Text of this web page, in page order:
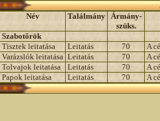
Név
Találmány Ármány-
szüks.
Szabotőrök
Tisztek leitatása
Leitatás 70
A
Varázslók leitatása Leitatás 70
A
Tolvajok leitatása
Leitatás 70
A
Papok leitatása
Leitatás 70 A